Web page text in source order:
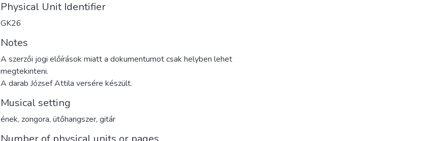
Physical Unit Identifier
GK26
Notes
A szerzői jogi előírások miatt a dokumentumot csak helyben lehet
megtekinteni.
A darab József Attila versére készült.
Musical setting
ének, zongora, ütőhangszer, gitár